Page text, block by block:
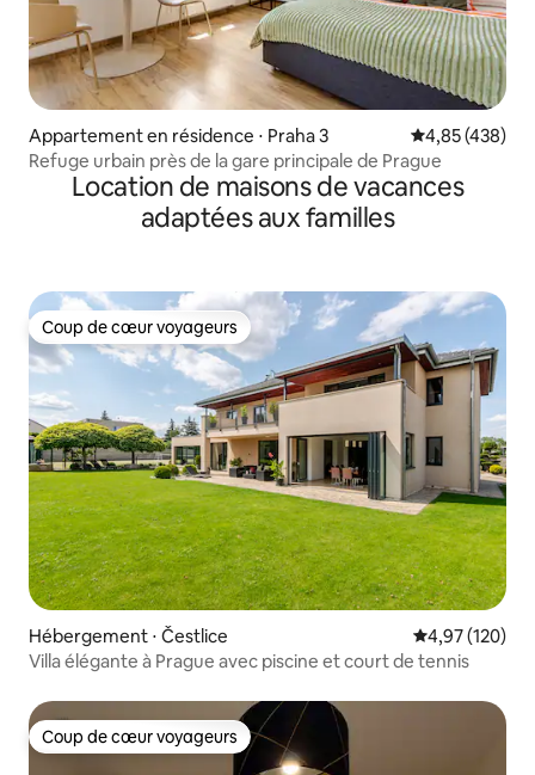
Appartement en résidence ⋅ Praha 3 Évaluation
4,85 (438)
Refuge urbain près de la gare principale de Prague
Location de maisons de vacances
adaptées aux familles
Coup de cœur voyageurs
Coup de cœur voyageurs
Hébergement ⋅ Čestlice Évaluation
4,97 (120)
Villa élégante à Prague avec piscine et court de tennis
Coup de cœur voyageurs
Coup de cœur voyageurs